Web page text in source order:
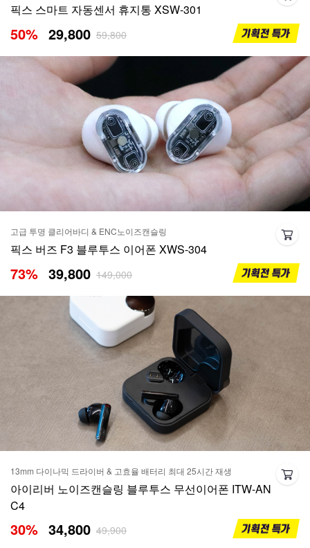
픽스 스마트 자동센서 휴지통 XSW-301
50% 29,800 59,800
고급 투명 클리어바디 & ENC노이즈캔슬링
픽스 버즈 F3 블루투스 이어폰 XWS-304
73% 39,800 149,000
13mm 다이나믹 드라이버 & 고효율 배터리 최대 25시간 재생
아이리버 노이즈캔슬링 블루투스 무선이어폰 ITW-AN
C4
30% 34,800 49,900